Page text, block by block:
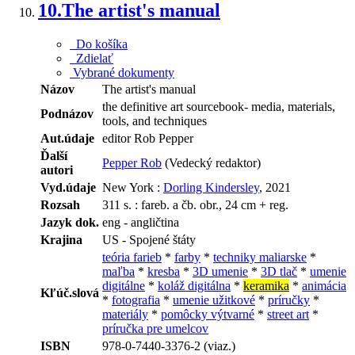
10.The artist's manual
Do košíka
Zdielať
Vybrané dokumenty
Názov
The artist's manual
Podnázov
the definitive art sourcebook- media, materials,
tools, and techniques
Aut.údaje editor Rob Pepper
Ďalší
autori
Pepper Rob (Vedecký redaktor)
Vyd.údaje New York : Dorling Kindersley, 2021
Rozsah
311 s. : fareb. a čb. obr., 24 cm + reg.
Jazyk dok. eng - angličtina
Krajina
US - Spojené štáty
Kľúč.slová
teória farieb * farby * techniky maliarske *
maľba * kresba * 3D umenie * 3D tlač * umenie
digitálne * koláž digitálna * keramika * animácia
* fotografia * umenie užitkové * príručky *
materiály * pomôcky výtvarné * street art *
príručka pre umelcov
ISBN
978-0-7440-3376-2 (viaz.)